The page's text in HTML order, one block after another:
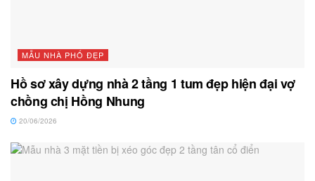
MẪU NHÀ PHỐ ĐẸP
Hồ sơ xây dựng nhà 2 tầng 1 tum đẹp hiện đại vợ
chồng chị Hồng Nhung
20/06/2026